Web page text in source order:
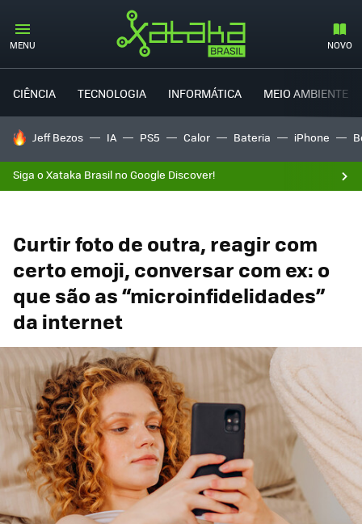
MENU NOVO
CIÊNCIA TECNOLOGIA INFORMÁTICA MEIO AMBIENTE
TENDÊNCIAS DO DIA
Jeff Bezos IA PS5 Calor Bateria iPhone
Siga o Xataka Brasil no Google Discover!
Curtir foto de outra, reagir com
certo emoji, conversar com ex: o
que são as “microinfidelidades”
da internet